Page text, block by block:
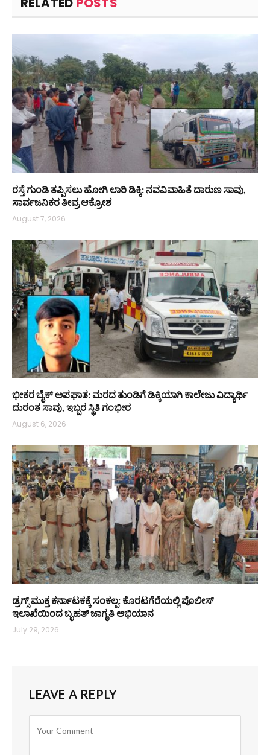
ರಸ್ತೆ ಗುಂಡಿ ತಪ್ಪಿಸಲು ಹೋಗಿ ಲಾರಿ ಡಿಕ್ಕಿ: ನವವಿವಾಹಿತೆ ದಾರುಣ ಸಾವು,
ಸಾರ್ವಜನಿಕರ ತೀವ್ರ ಆಕ್ರೋಶ
August 7, 2026
ಭೀಕರ ಬೈಕ್ ಅಪಘಾತ: ಮರದ ತುಂಡಿಗೆ ಡಿಕ್ಕಿಯಾಗಿ ಕಾಲೇಜು ವಿದ್ಯಾರ್ಥಿ
ದುರಂತ ಸಾವು, ಇಬ್ಬರ ಸ್ಥಿತಿ ಗಂಭೀರ
August 6, 2026
ಡ್ರಗ್ಸ್ ಮುಕ್ತ ಕರ್ನಾಟಕಕ್ಕೆ ಸಂಕಲ್ಪ: ಕೊರಟಗೆರೆಯಲ್ಲಿ ಪೊಲೀಸ್
ಇಲಾಖೆಯಿಂದ ಬೃಹತ್ ಜಾಗೃತಿ ಅಭಿಯಾನ
July 29, 2026
LEAVE A REPLY